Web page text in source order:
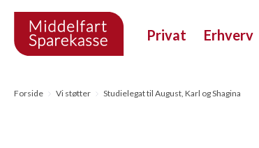
Privat Erhverv
Forside Vi støtter Studielegat til August, Karl og Shagina